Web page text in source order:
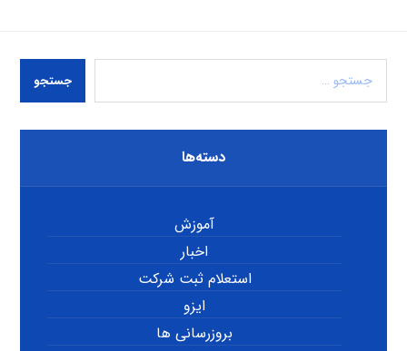
جستجو
دسته‌ها
آموزش
اخبار
استعلام ثبت شرکت
ایزو
بروزرسانی ها